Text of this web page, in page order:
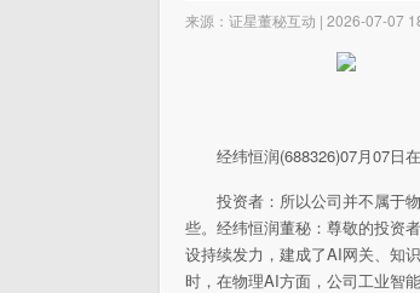
来源：证星董秘互动 | 2026-07-07
经纬恒润(688326)07月07日
投资者：所以公司并不属于
些。经纬恒润董秘：尊敬的投资
设持续发力，建成了AI网关、知
时，在物理AI方面，公司工业智